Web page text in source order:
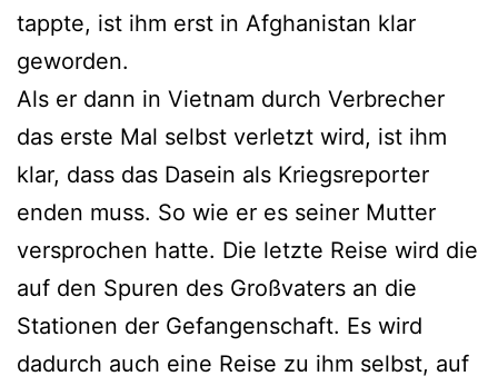
tappte, ist ihm erst in Afghanistan klar
geworden.
Als er dann in Vietnam durch Verbrecher
das erste Mal selbst verletzt wird, ist ihm
klar, dass das Dasein als Kriegsreporter
enden muss. So wie er es seiner Mutter
versprochen hatte. Die letzte Reise wird die
auf den Spuren des Großvaters an die
Stationen der Gefangenschaft. Es wird
dadurch auch eine Reise zu ihm selbst, auf